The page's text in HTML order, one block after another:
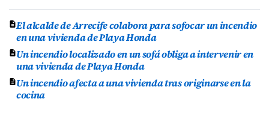
El alcalde de Arrecife colabora para sofocar un incendio
en una vivienda de Playa Honda
Un incendio localizado en un sofá obliga a intervenir en
una vivienda de Playa Honda
Un incendio afecta a una vivienda tras originarse en la
cocina